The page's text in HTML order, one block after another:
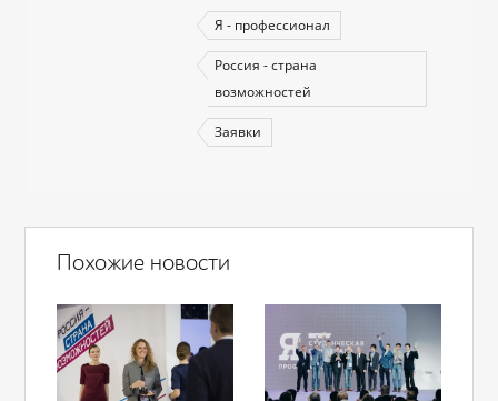
Я - профессионал
Россия - страна
возможностей
Заявки
Похожие новости